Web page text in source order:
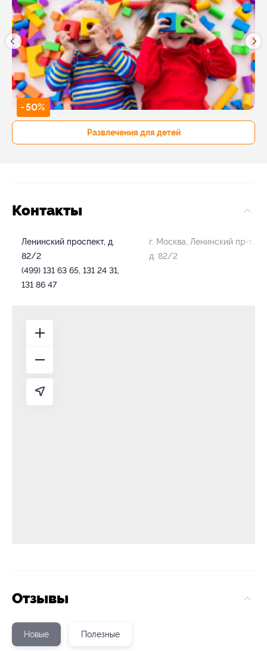
-50%
Развлечения для детей
Контакты
Ленинский проспект, д.
82/2
(499) 131 63 65, 131 24 31,
131 86 47
г. Москва, Ленинский пр-т,
д. 82/2
Отзывы
Новые Полезные